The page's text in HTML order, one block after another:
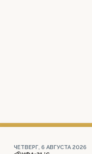
ЧЕТВЕРГ, 6 АВГУСТА 2026